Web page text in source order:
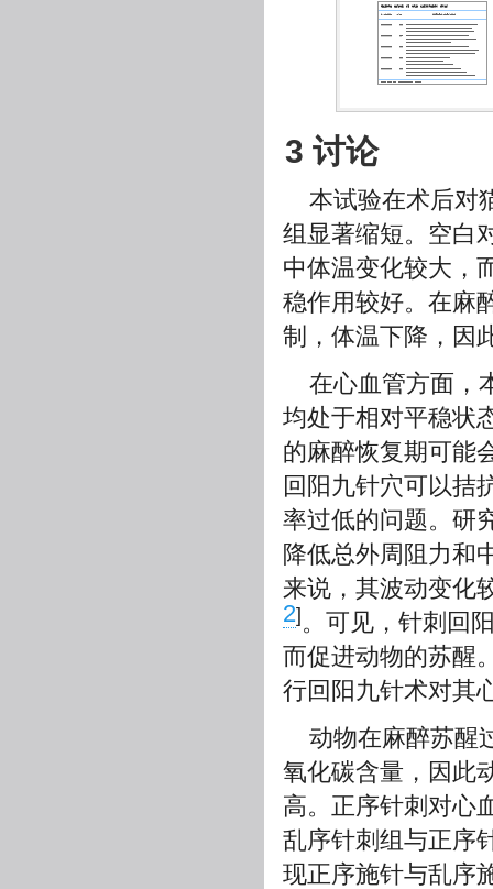
3 讨论
本试验在术后对
组显著缩短。空白
中体温变化较大，
稳作用较好。在麻
制，体温下降，因
在心血管方面，
均处于相对平稳状
的麻醉恢复期可能
回阳九针穴可以拮
率过低的问题。研
降低总外周阻力和
来说，其波动变化
2]。可见，针刺回
而促进动物的苏醒
行回阳九针术对其
动物在麻醉苏醒
氧化碳含量，因此
高。正序针刺对心
乱序针刺组与正序
现正序施针与乱序